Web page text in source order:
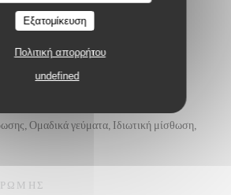
Εξατομίκευση
Πολιτική απορρήτου
undefined
κρέατος
Ομαδικά γεύματα, Ιδιωτική μίσθωση,